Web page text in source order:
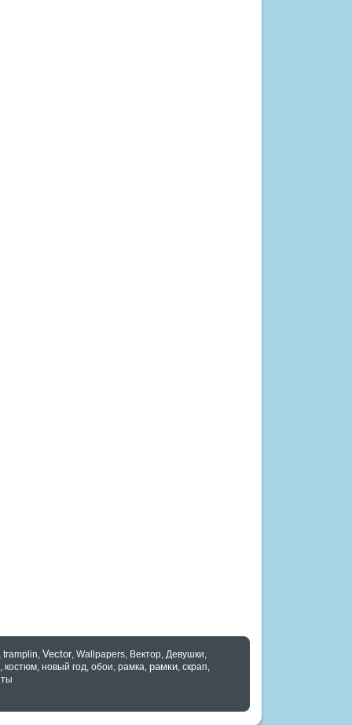
tramplin, Vector, Wallpapers, Вектор, Девушки,
, костюм, новый год, обои, рамка, рамки, скрап,